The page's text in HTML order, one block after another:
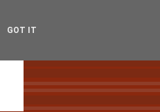
GOT IT